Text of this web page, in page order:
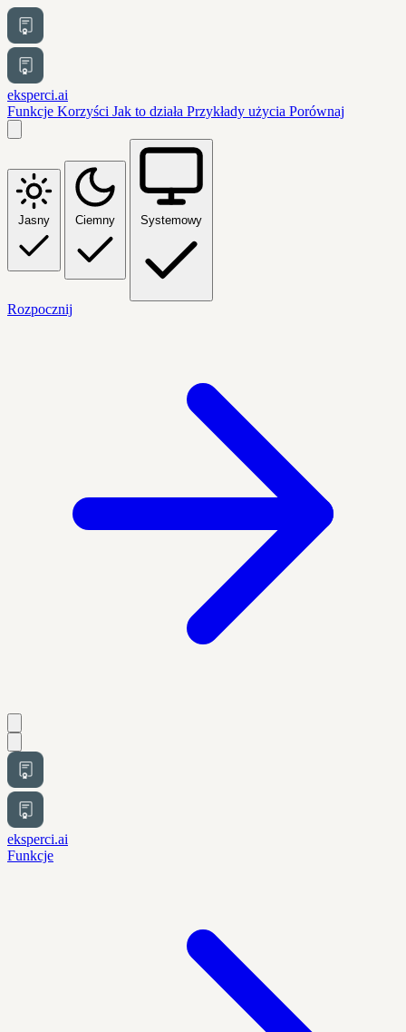
eksperci.ai
Funkcje Korzyści Jak to działa Przykłady użycia Porównaj
Jasny Ciemny Systemowy
Rozpocznij
eksperci.ai
Funkcje